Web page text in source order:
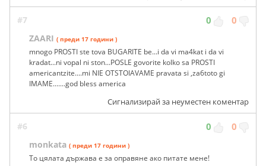
#7 0 0
ZAARI ( преди 17 години )
mnogo PROSTI ste tova BUGARITE be...i da vi ma4kat i da vi
kradat...ni vopal ni ston...POSLE govorite kolko sa PROSTI
americantzite....mi NIE OTSTOIAVAME pravata si ,za6toto gi
IMAME.......god bless america
Сигнализирай за неуместен коментар
#6 0 0
monkata ( преди 17 години )
То цялата държава е за оправяне ако питате мене!